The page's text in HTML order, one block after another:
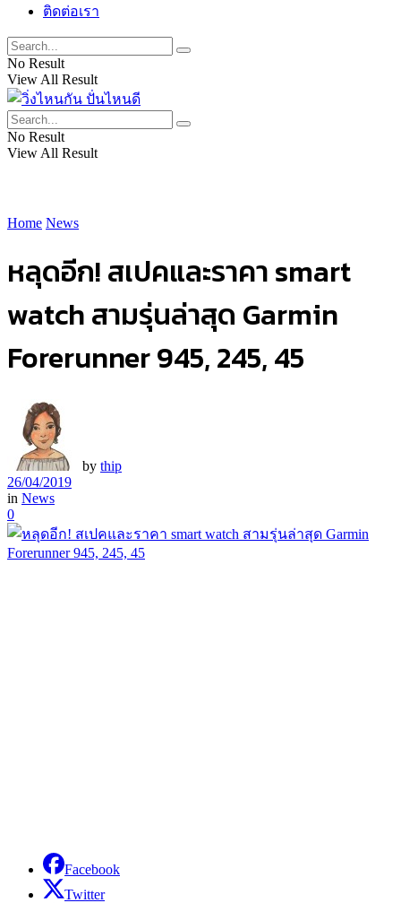
ติดต่อเรา
No Result
View All Result
No Result
View All Result
Home News
หลุดอีก! สเปคและราคา smart
watch สามรุ่นล่าสุด Garmin
Forerunner 945, 245, 45
by thip
26/04/2019
in News
0
Facebook
Twitter